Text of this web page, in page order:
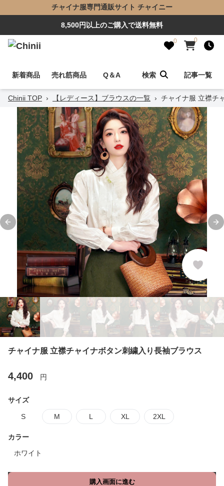
チャイナ服専門通販サイト チャイニー
8,500円以上のご購入で送料無料
0 0
新着商品 売れ筋商品 Q＆A 検索 記事一覧
Chinii TOP › 【レディース】ブラウスの一覧 › チャイナ服 立襟チ
Previous slide
チャイナ服 立襟チャイナボタン刺繍入り長袖ブラウス
4,400 円
サイズ
S M L XL 2XL
カラー
ホワイト
購入画面に進む